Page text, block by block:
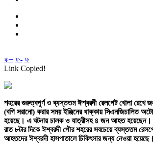
ফ+ ফ- ফ
Link Copied!
শহরের গুরুত্বপূর্ণ ও ব্যস্ততম ঈশ্বরদী রেলগেট খোলা রেখে
(বগি সরানো) করার সময় ইঞ্জিনের ধাক্কায় সিএনজিচালিত
হয়েছে। এ ঘটনায় চালক ও যাত্রীসহ ৪ জন আহত হয়েছেন।
রাত ৮টার দিকে ঈশ্বরদী পৌর শহরের সবচেয়ে ব্যস্ততম
আহতদের ঈশ্বরদী হাসপাতালে চিকিৎসার জন্য নেওয়া হয়েছে।